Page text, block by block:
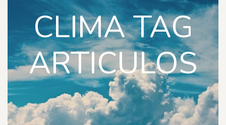
CLIMA TAG
ARTICULOS